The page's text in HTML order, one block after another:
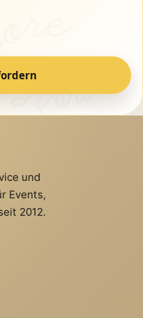
und
Events,
2012.